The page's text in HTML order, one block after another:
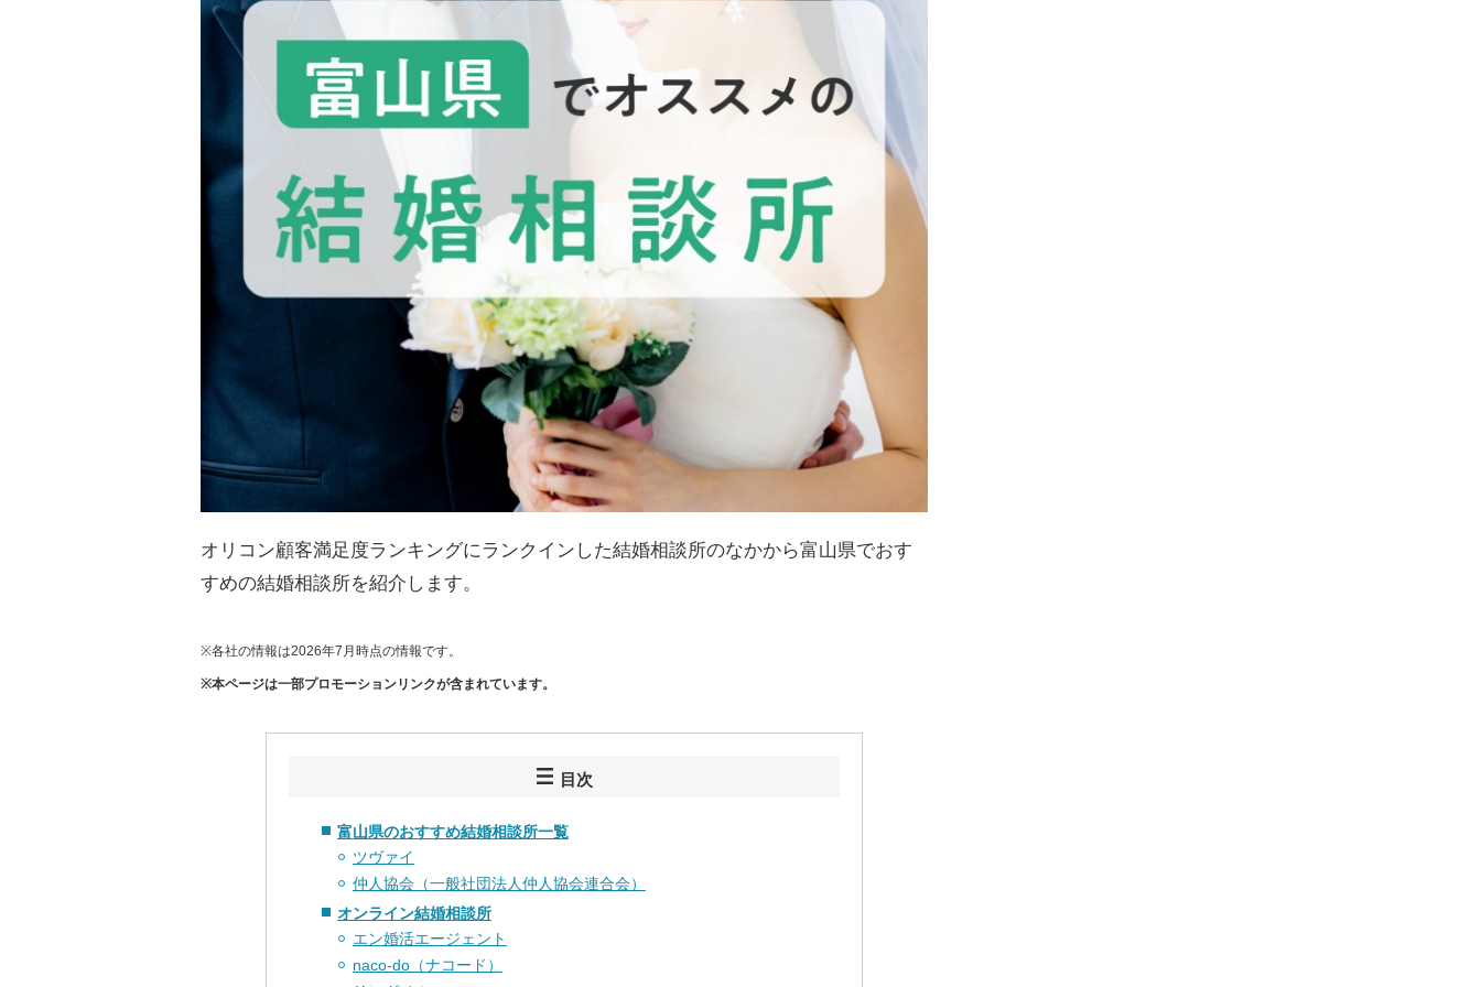
オリコン顧客満足度ランキングにランクインした結婚相談所のなかから富山県でおす
すめの結婚相談所を紹介します。
※各社の情報は2026年7月時点の情報です。
※本ページは一部プロモーションリンクが含まれています。
目次
富山県のおすすめ結婚相談所一覧
ツヴァイ
仲人協会（一般社団法人仲人協会連合会）
オンライン結婚相談所
エン婚活エージェント
naco-do（ナコード）